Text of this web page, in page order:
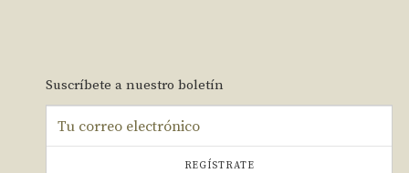
Suscríbete a nuestro boletín
REGÍSTRATE